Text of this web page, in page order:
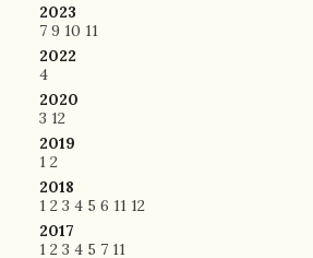
2023
7 9 10 11
2022
4
2020
3 12
2019
1 2
2018
1 2 3 4 5 6 11 12
2017
1 2 3 4 5 7 11